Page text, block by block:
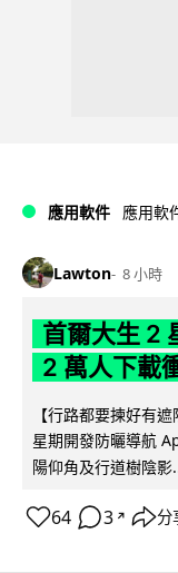
應用軟件 應用軟
Lawton 8 小時
首爾大生 2
2 萬人下載
【行路都要揀好有
星期開發防曬導航
陽仰角及行道樹陰影
64 3 ↗ 分